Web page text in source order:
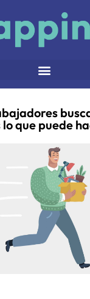
que puede